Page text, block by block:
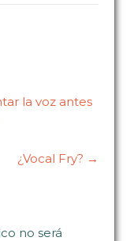
la voz antes
¿Vocal Fry? →
no será